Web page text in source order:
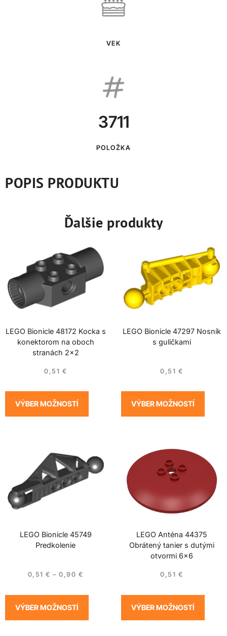
VEK
3711
POLOŽKA
POPIS PRODUKTU
Ďalšie produkty
LEGO Bionicle 48172 Kocka s
konektorom na oboch
stranách 2×2
0,51 €
VÝBER MOŽNOSTÍ
LEGO Bionicle 47297 Nosník
s guličkami
0,51 €
VÝBER MOŽNOSTÍ
LEGO Bionicle 45749
Predkolenie
0,51€ – 0,90 €
VÝBER MOŽNOSTÍ
LEGO Anténa 44375
Obrátený tanier s dutými
otvormi 6×6
0,51 €
VÝBER MOŽNOSTÍ